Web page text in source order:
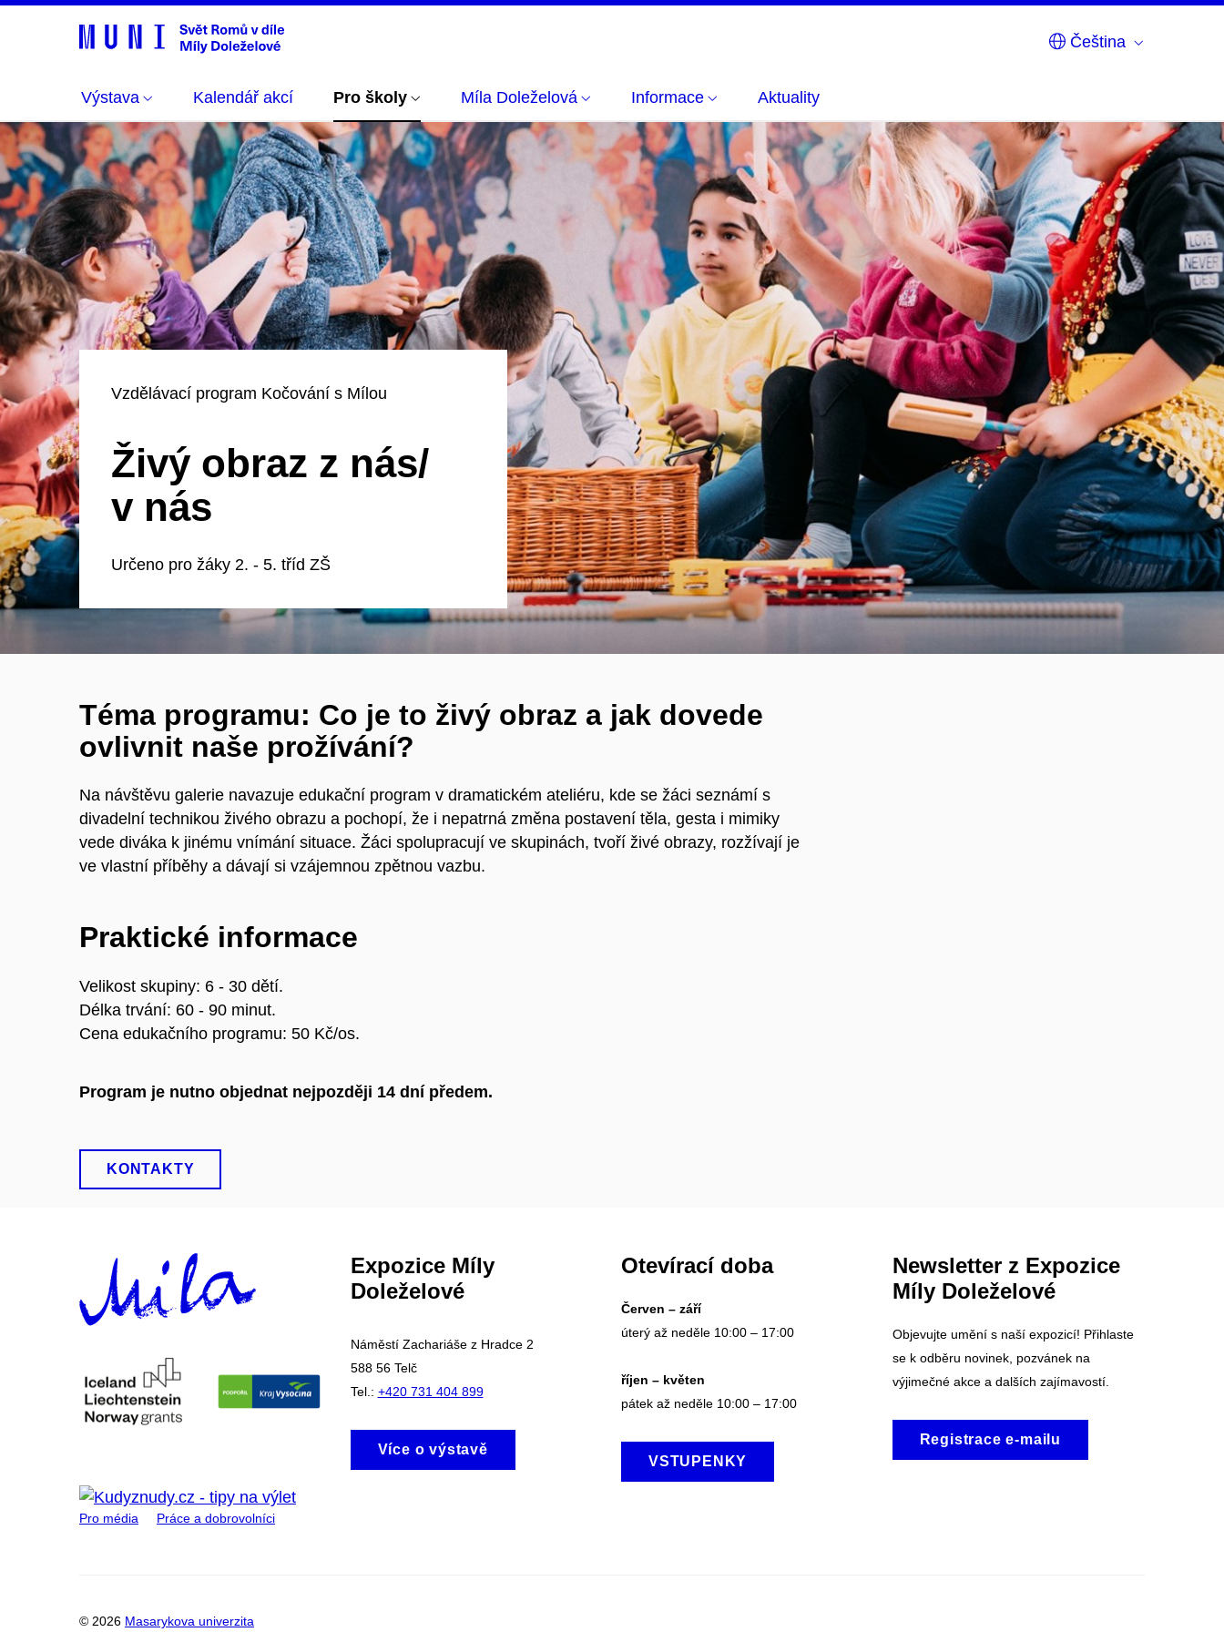
Čeština
Výstava Kalendář akcí Pro školy Míla Doleželová Informace Aktuality
Vzdělávací program Kočování s Mílou
Živý obraz z nás/
v nás
Určeno pro žáky 2. - 5. tříd ZŠ
Téma programu: Co je to živý obraz a jak dovede
ovlivnit naše prožívání?
Na návštěvu galerie navazuje edukační program v dramatickém ateliéru, kde se žáci seznámí s
divadelní technikou živého obrazu a pochopí, že i nepatrná změna postavení těla, gesta i mimiky
vede diváka k jinému vnímání situace. Žáci spolupracují ve skupinách, tvoří živé obrazy, rozžívají je
ve vlastní příběhy a dávají si vzájemnou zpětnou vazbu.
Praktické informace
Velikost skupiny: 6 - 30 dětí.
Délka trvání: 60 - 90 minut.
Cena edukačního programu: 50 Kč/os.
Program je nutno objednat nejpozději 14 dní předem.
KONTAKTY
Expozice Míly
Doleželové
Náměstí Zachariáše z Hradce 2
588 56 Telč
Tel.: +420 731 404 899
Více o výstavě
Otevírací doba
Červen – září
úterý až neděle 10:00 – 17:00
říjen – květen
pátek až neděle 10:00 – 17:00
VSTUPENKY
Newsletter z Expozice
Míly Doleželové
Objevujte umění s naší expozicí! Přihlaste
se k odběru novinek, pozvánek na
výjimečné akce a dalších zajímavostí.
Registrace e-mailu
Pro média Práce a dobrovolníci
© 2026 Masarykova univerzita